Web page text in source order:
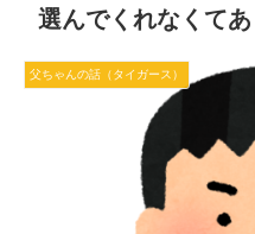
選んでくれなくてあ
父ちゃんの話（タイガース）